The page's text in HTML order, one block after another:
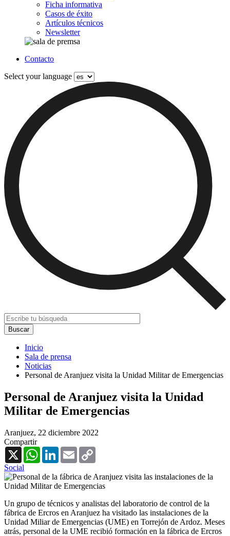
Ficha informativa
Casos de éxito
Artículos técnicos
Newsletter
Contacto
Select your language
Inicio
Sala de prensa
Noticias
Personal de Aranjuez visita la Unidad Militar de Emergencias
Personal de Aranjuez visita la Unidad
Militar de Emergencias
Aranjuez, 22 diciembre 2022
Compartir
X
WhatsAppLinkedInEmail
Social
Un grupo de técnicos y analistas del laboratorio de control de la
fábrica de Ercros en Aranjuez ha visitado las instalaciones de la
Unidad Miliar de Emergencias (UME) en Torrejón de Ardoz. Meses
atrás, personal de la UME recibió formación en la fábrica de Ercros